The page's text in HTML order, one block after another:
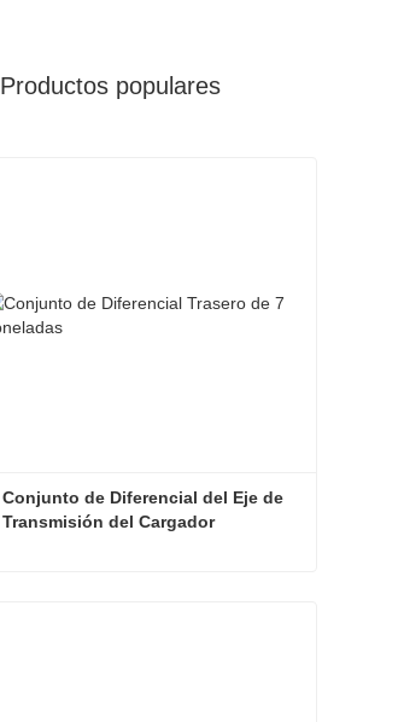
Productos populares
Conjunto de Diferencial del Eje de
Transmisión del Cargador